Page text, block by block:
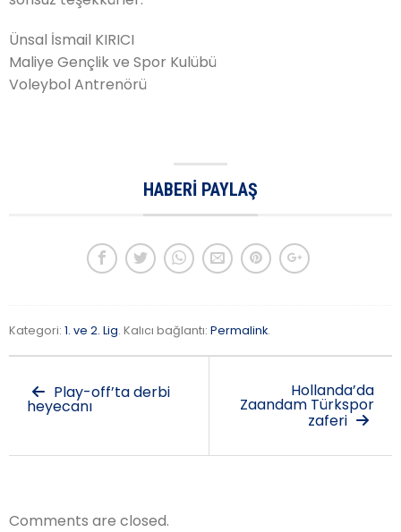
Ünsal İsmail KIRICI
Maliye Gençlik ve Spor Kulübü
Voleybol Antrenörü
HABERI PAYLAŞ
Kategori: 1. ve 2. Lig. Kalıcı bağlantı: Permalink.
Play-off’ta derbi
heyecanı
Hollanda’da
Zaandam Türkspor
zaferi
Comments are closed.